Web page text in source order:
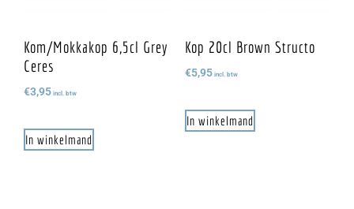
Kom/mokkakop 6,5cl Grey
Ceres
€3,95 incl. btw
In winkelmand
Kop 20cl Brown Structo
€5,95 incl. btw
In winkelmand